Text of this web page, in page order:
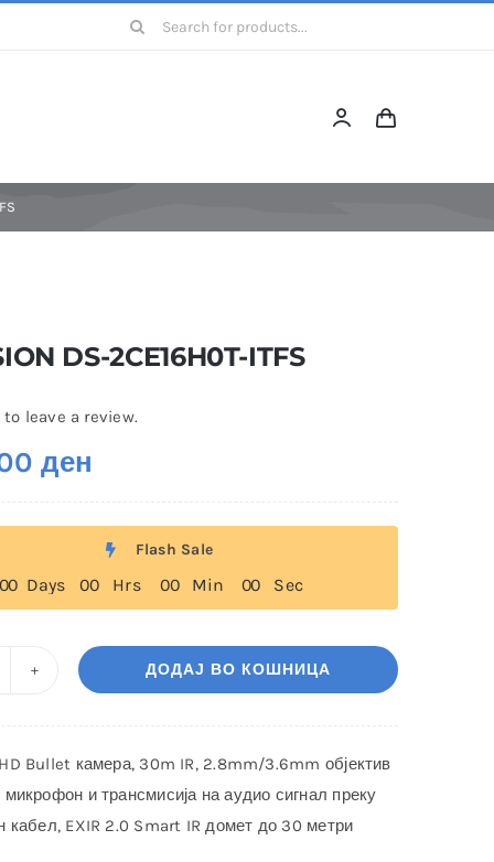
Барајте:
DS-2CE16H0T-ITFS
leave a review.
ден
Flash Sale
0 Days 00 Hrs 00 Min 00 Sec
ДОДАЈ ВО КОШНИЦА
Bullet камера, 30m IR, 2.8mm/3.6mm објектив
и трансмисија на аудио сигнал преку
кабел, EXIR 2.0 Smart IR домет до 30 метри